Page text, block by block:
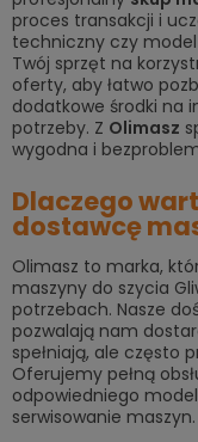
proces transakcji i
techniczny czy
Twój sprzęt na
oferty, aby łatwo
dodatkowe środki na
potrzeby. Z Olimasz
wygodna i
Dlaczego
dostawcę
Olimasz to marka,
maszyny do szycia
potrzebach. Nasze
pozwalają nam
spełniają, ale często
Oferujemy pełną
odpowiedniego
serwisowanie maszyn.